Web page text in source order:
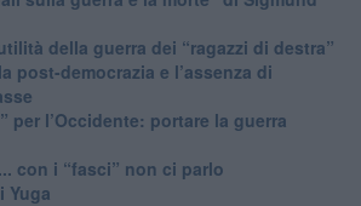
della guerra dei “ragazzi di destra”
post-democrazia e l’assenza di
per l’Occidente: portare la guerra
con i “fasci” non ci parlo
Yuga